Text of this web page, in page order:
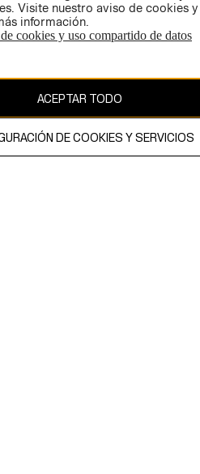
está protegido por copyright y es
AB.
Visite nuestro aviso de cookies
información.
cookies y uso compartido de datos
ACEPTAR TODO
DE COOKIES Y SERVICIOS